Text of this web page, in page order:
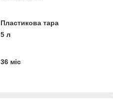
Пластикова тара
5 л
36 міс